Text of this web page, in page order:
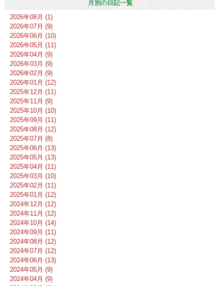
月別の日記一覧
2026年08月 (1)
2026年07月 (9)
2026年06月 (10)
2026年05月 (11)
2026年04月 (9)
2026年03月 (9)
2026年02月 (9)
2026年01月 (12)
2025年12月 (11)
2025年11月 (9)
2025年10月 (10)
2025年09月 (11)
2025年08月 (12)
2025年07月 (8)
2025年06月 (13)
2025年05月 (13)
2025年04月 (11)
2025年03月 (10)
2025年02月 (11)
2025年01月 (12)
2024年12月 (12)
2024年11月 (12)
2024年10月 (14)
2024年09月 (11)
2024年08月 (12)
2024年07月 (12)
2024年06月 (13)
2024年05月 (9)
2024年04月 (9)